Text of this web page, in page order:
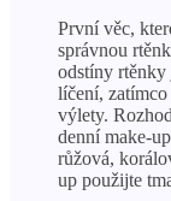
První věc,
správnou
odstíny rtěnky
líčení,
výlety.
denní make-
růžová,
up použijte